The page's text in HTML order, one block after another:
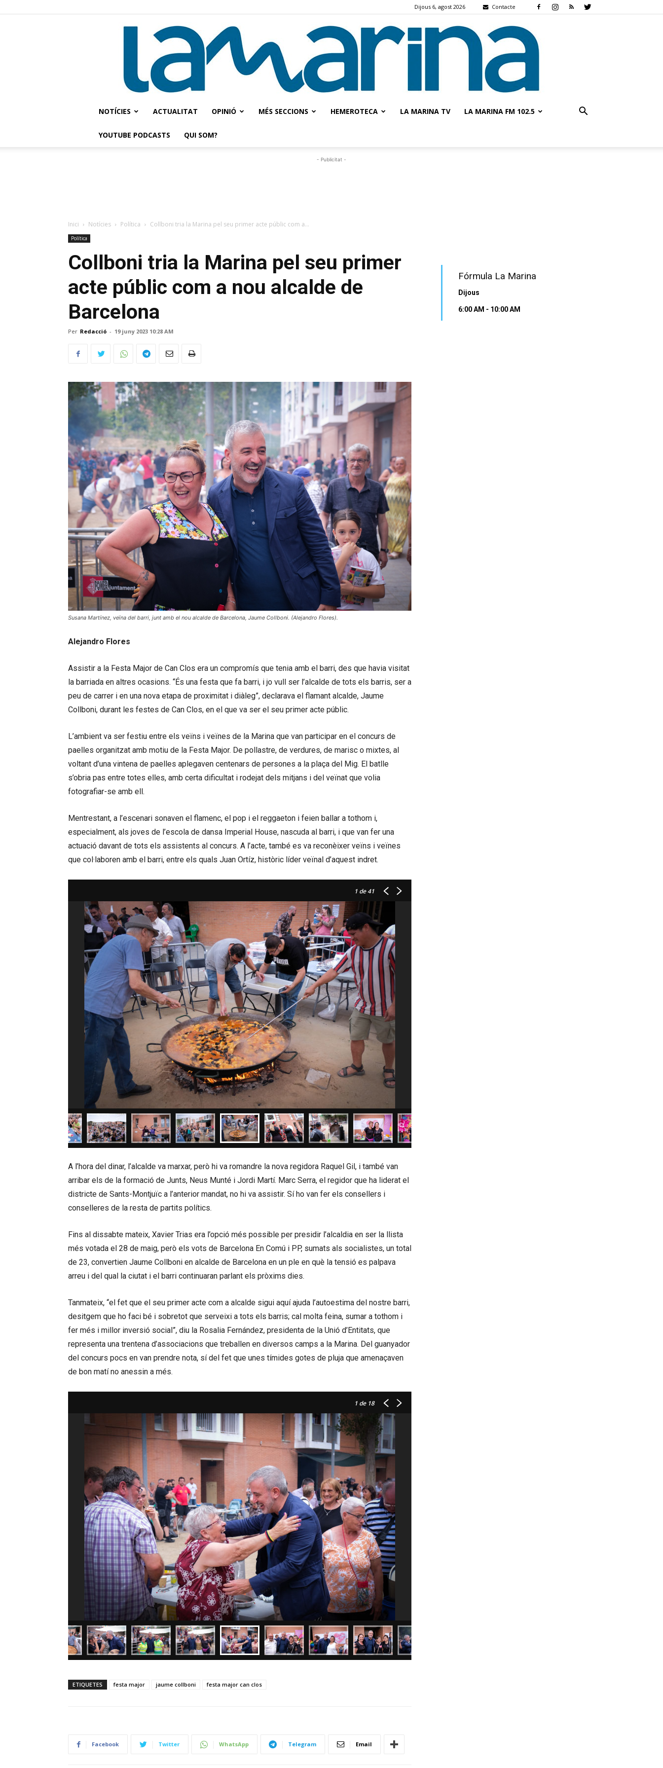
Dijous 6, agost 2026 Contacte
NOTÍCIES ACTUALITAT OPINIÓ MÉS SECCIONS HEMEROTECA LA MARINA TV LA MARINA FM 102.5
YOUTUBE PODCASTS QUI SOM?
- Publicitat -
Inici Notícies Política Collboni tria la Marina pel seu primer acte públic com a...
Política
Collboni tria la Marina pel seu primer
acte públic com a nou alcalde de
Barcelona
Per Redacció - 19 juny 2023 10:28 AM
Susana Martínez, veïna del barri, junt amb el nou alcalde de Barcelona, Jaume Collboni. (Alejandro Flores).
Alejandro Flores
Assistir a la Festa Major de Can Clos era un compromís que tenia amb el barri, des que havia visitat
la barriada en altres ocasions. “És una festa que fa barri, i jo vull ser l’alcalde de tots els barris, ser a
peu de carrer i en una nova etapa de proximitat i diàleg”, declarava el flamant alcalde, Jaume
Collboni, durant les festes de Can Clos, en el que va ser el seu primer acte públic.
L’ambient va ser festiu entre els veïns i veïnes de la Marina que van participar en el concurs de
paelles organitzat amb motiu de la Festa Major. De pollastre, de verdures, de marisc o mixtes, al
voltant d’una vintena de paelles aplegaven centenars de persones a la plaça del Mig. El batlle
s’obria pas entre totes elles, amb certa dificultat i rodejat dels mitjans i del veïnat que volia
fotografiar-se amb ell.
Mentrestant, a l’escenari sonaven el flamenc, el pop i el reggaeton i feien ballar a tothom i,
especialment, als joves de l’escola de dansa Imperial House, nascuda al barri, i que van fer una
actuació davant de tots els assistents al concurs. A l’acte, també es va reconèixer veïns i veïnes
que col·laboren amb el barri, entre els quals Juan Ortíz, històric líder veïnal d’aquest indret.
1 de 41
A l’hora del dinar, l’alcalde va marxar, però hi va romandre la nova regidora Raquel Gil, i també van
arribar els de la formació de Junts, Neus Munté i Jordi Martí. Marc Serra, el regidor que ha liderat el
districte de Sants-Montjuïc a l’anterior mandat, no hi va assistir. Sí ho van fer els consellers i
conselleres de la resta de partits polítics.
Fins al dissabte mateix, Xavier Trias era l’opció més possible per presidir l’alcaldia en ser la llista
més votada el 28 de maig, però els vots de Barcelona En Comú i PP, sumats als socialistes, un total
de 23, convertien Jaume Collboni en alcalde de Barcelona en un ple en què la tensió es palpava
arreu i del qual la ciutat i el barri continuaran parlant els pròxims dies.
Tanmateix, “el fet que el seu primer acte com a alcalde sigui aquí ajuda l’autoestima del nostre barri,
desitgem que ho faci bé i sobretot que serveixi a tots els barris; cal molta feina, sumar a tothom i
fer més i millor inversió social”, diu la Rosalia Fernández, presidenta de la Unió d’Entitats, que
representa una trentena d’associacions que treballen en diversos camps a la Marina. Del guanyador
del concurs pocs en van prendre nota, sí del fet que unes tímides gotes de pluja que amenaçaven
de bon matí no anessin a més.
1 de 18
ETIQUETES festa major jaume collboni festa major can clos
Facebook Twitter WhatsApp Telegram Email
Fórmula La Marina
Dijous
6:00 AM - 10:00 AM